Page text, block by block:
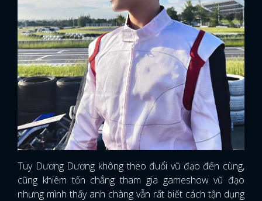
Tuy Dương Dương không theo đuổi vũ đạo đến cùng,
cũng khiêm tốn chẳng tham gia gameshow vũ đạo
nhưng mình thấy anh chàng vẫn rất biết cách tận dụng